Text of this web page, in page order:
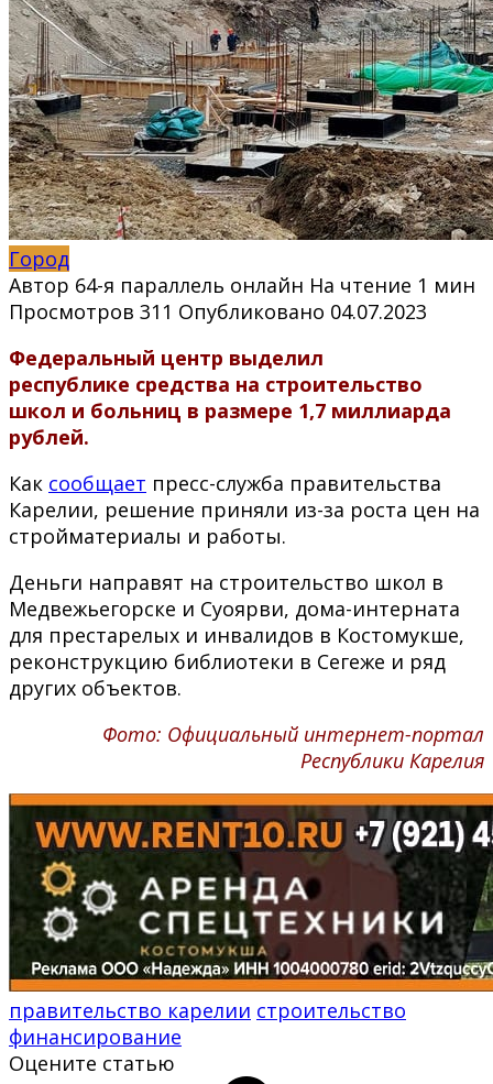
Город
Автор 64-я параллель онлайн На чтение 1 мин
Просмотров 311 Опубликовано 04.07.2023
Федеральный центр выделил
республике средства на строительство
школ и больниц в размере 1,7 миллиарда
рублей.
Как сообщает пресс-служба правительства
Карелии, решение приняли из-за роста цен на
стройматериалы и работы.
Деньги направят на строительство школ в
Медвежьегорске и Суоярви, дома-интерната
для престарелых и инвалидов в Костомукше,
реконструкцию библиотеки в Сегеже и ряд
других объектов.
Фото: Официальный интернет-портал
Республики Карелия
правительство карелии строительство
финансирование
Оцените статью